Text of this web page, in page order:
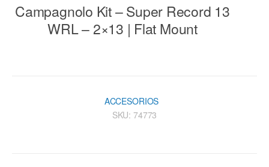
Campagnolo Kit – Super Record 13
WRL – 2×13 | Flat Mount
ACCESORIOS
SKU: 74773